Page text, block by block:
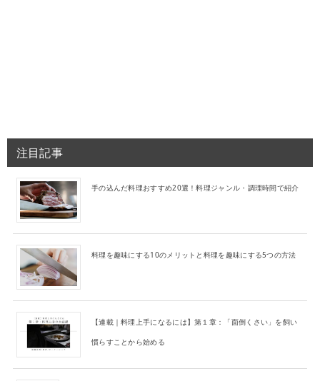
注目記事
手の込んだ料理おすすめ20選！料理ジャンル・調理時間で紹介
料理を趣味にする10のメリットと料理を趣味にする5つの方法
【連載｜料理上手になるには】第１章：「面倒くさい」を飼い
慣らすことから始める